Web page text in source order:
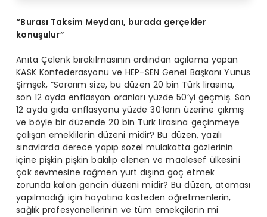
“Burası Taksim Meydanı, burada gerçekler
konuşulur”
Anıta Çelenk bırakılmasının ardından açılama yapan
KASK Konfederasyonu ve HEP-SEN Genel Başkanı Yunus
Şimşek, “Sorarım size, bu düzen 20 bin Türk lirasına,
son 12 ayda enflasyon oranları yüzde 50’yi geçmiş. Son
12 ayda gıda enflasyonu yüzde 30’ların üzerine çıkmış
ve böyle bir düzende 20 bin Türk lirasına geçinmeye
çalışan emeklilerin düzeni midir? Bu düzen, yazılı
sınavlarda derece yapıp sözel mülakatta gözlerinin
içine pişkin pişkin bakılıp elenen ve maalesef ülkesini
çok sevmesine rağmen yurt dışına göç etmek
zorunda kalan gencin düzeni midir? Bu düzen, ataması
yapılmadığı için hayatına kasteden öğretmenlerin,
sağlık profesyonellerinin ve tüm emekçilerin mi